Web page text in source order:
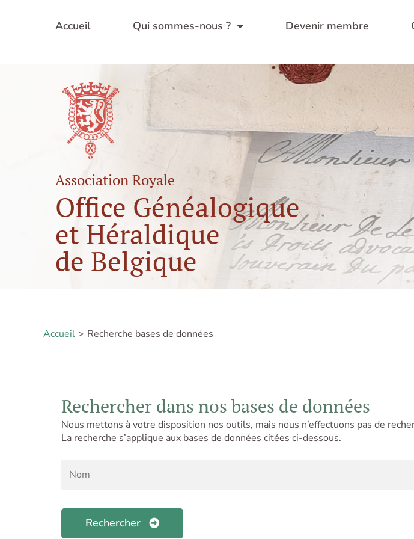
Accueil Qui sommes-nous ? Devenir membre
Association Royale
Office Généalogique
et Héraldique
de Belgique
Accueil Recherche bases de données
Rechercher dans nos bases de données
Nous mettons à votre disposition nos outils, mais nous n’effectuons pas de
La recherche s’applique aux bases de données citées ci-dessous.
Rechercher